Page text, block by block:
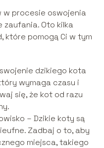
w procesie oswojenia
Oto kilka
które pomogą Ci w tym
dzikiego kota
wymaga czasu i
się, że kot od razu
– Dzikie koty są
Zadbaj o to, aby
miejsca, takiego